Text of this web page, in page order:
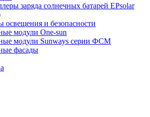
заряда солнечных батарей EPsolar
освещения и безопасности
модули One-sun
модули Sunways серии ФСМ
фасады